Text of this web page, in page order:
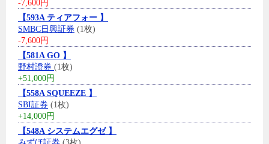
-7,600円
【593A ティアフォー 】
SMBC日興証券 (1枚)
-7,600円
【581A GO 】
野村證券 (1枚)
+51,000円
【558A SQUEEZE 】
SBI証券 (1枚)
+14,000円
【548A システムエグゼ 】